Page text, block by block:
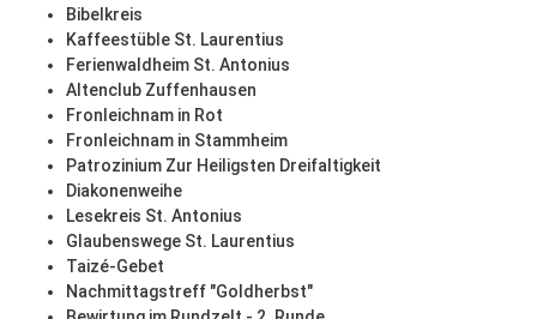
Bibelkreis
Kaffeestüble St. Laurentius
Ferienwaldheim St. Antonius
Altenclub Zuffenhausen
Fronleichnam in Rot
Fronleichnam in Stammheim
Patrozinium Zur Heiligsten Dreifaltigkeit
Diakonenweihe
Lesekreis St. Antonius
Glaubenswege St. Laurentius
Taizé-Gebet
Nachmittagstreff "Goldherbst"